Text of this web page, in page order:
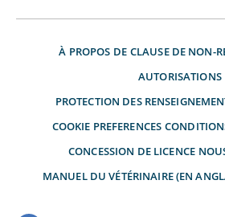
À PROPOS DE CLAUSE DE NON-
AUTORISATIONS
PROTECTION DES
COOKIE PREFERENCES
CONCESSION DE LICENCE
MANUEL DU VÉTÉRINAIRE (EN